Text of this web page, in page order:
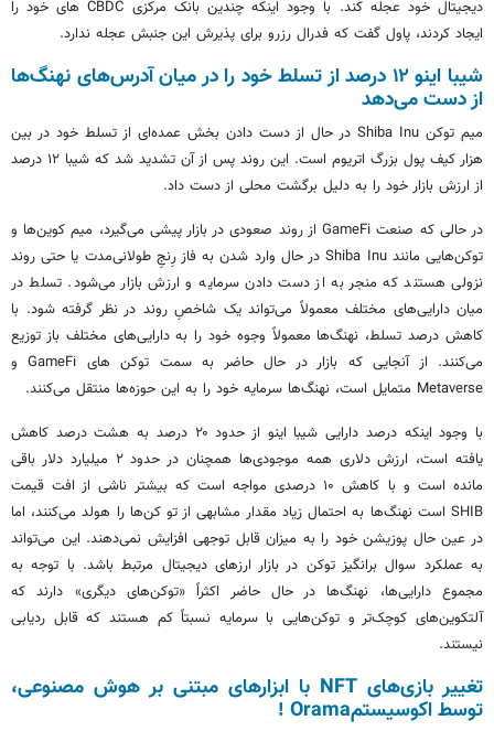
دیجیتال خود عجله کند. با وجود اینکه چندین بانک مرکزی CBDC های خود را
ایجاد کردند، پاول گفت که فدرال رزرو برای پذیرش این جنبش عجله ندارد.
شیبا اینو ۱۲ درصد از تسلط خود را در میان آدرس‌های نهنگ‌ها
از دست می‌دهد
میم توکن Shiba Inu در حال از دست دادن بخش عمده‌ای از تسلط خود در بین
هزار کیف پول بزرگ اتریوم است. این روند پس از آن تشدید شد که شیبا ۱۲ درصد
از ارزش بازار خود را به دلیل برگشت محلی از دست داد.
در حالی که صنعت GameFi از روند صعودی در بازار پیشی می‌گیرد، میم کوین‌ها و
توکن‌هایی مانند Shiba Inu در حال وارد شدن به فاز رِنجِ طولانی‌مدت یا حتی روند
نزولی هستند که منجر به از دست دادن سرمایه و ارزش بازار می‌شود. تسلط در
میان دارایی‌های مختلف معمولاً می‌تواند یک شاخصِ روند در نظر گرفته شود. با
کاهش درصد تسلط، نهنگ‌ها معمولاً وجوه خود را به دارایی‌های مختلف باز توزیع
می‌کنند. از آنجایی که بازار در حال حاضر به سمت توکن های GameFi و
Metaverse متمایل است، نهنگ‌ها سرمایه خود را به این حوزه‌ها منتقل می‌کنند.
با وجود اینکه درصد دارایی شیبا اینو از حدود ۲۰ درصد به هشت درصد کاهش
یافته است، ارزش دلاری همه موجودی‌ها همچنان در حدود ۲ میلیارد دلار باقی
مانده است و با کاهش ۱۰ درصدی مواجه است که بیشتر ناشی از افت قیمت
SHIB است نهنگ‌ها به احتمال زیاد مقدار مشابهی از تو کن‌ها را هولد می‌کنند، اما
در عین حال پوزیشن خود را به میزان قابل توجهی افزایش نمی‌دهند. این می‌تواند
به عملکرد سوال برانگیز توکن در بازار ارزهای دیجیتال مرتبط باشد. با توجه به
مجموع دارایی‌ها، نهنگ‌ها در حال حاضر اکثراً «توکن‌های دیگری» دارند که
آلتکوین‌های کوچک‌تر و توکن‌هایی با سرمایه نسبتاً کم هستند که قابل ردیابی
نیستند.
تغییر بازی‌های NFT با ابزارهای مبتنی بر هوش مصنوعی،
توسط اکوسیستمOrama !